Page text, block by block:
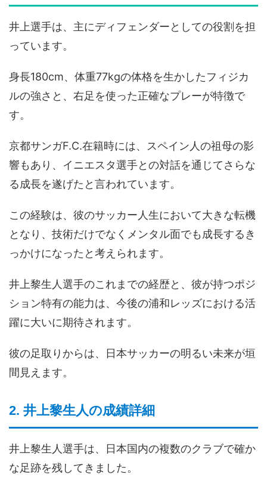
井上選手は、主にディフェンダーとしての役割を担
っています。
身長180cm、体重77kgの体格を生かしたフィジカ
ルの強さと、右足を使った正確なプレーが特徴で
す。
京都サンガF.C.在籍時には、スペイン人の祖母の影
響もあり、イニエスタ選手との対話を通じてさらな
る成長を遂げたと言われています。
この経験は、彼のサッカー人生において大きな転機
となり、技術だけでなくメンタル面でも成長するき
っかけになったと考えられます。
井上黎生人選手のこれまでの経歴と、彼が持つポジ
ション特有の能力は、今後の浦和レッズにおける活
躍に大いに期待されます。
彼の足取りからは、日本サッカーの明るい未来が垣
間見えます。
2. 井上黎生人の成績詳細
井上黎生人選手は、日本国内の複数のクラブで確か
な足跡を残してきました。